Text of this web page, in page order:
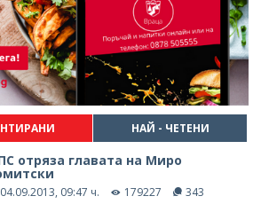
НАЙ - ЧЕТЕНИ
отряза главата на Миро
04.09.2013, 09:47 ч. 179227 343